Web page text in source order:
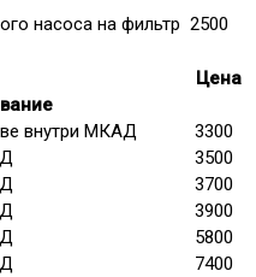
насоса на фильтр 2500
Цена
внутри МКАД
3300
3500
3700
3900
5800
7400